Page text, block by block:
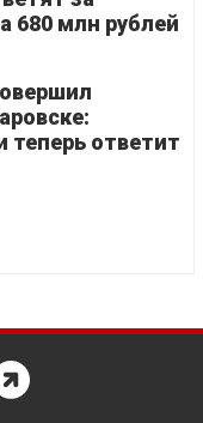
680 млн рублей
теперь ответит